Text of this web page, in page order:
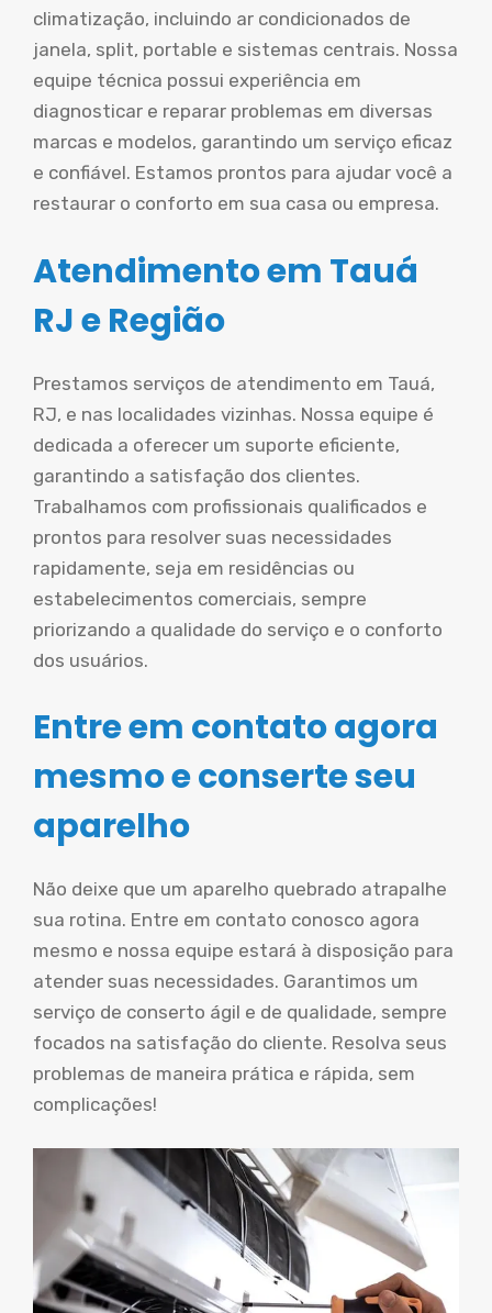
climatização, incluindo ar condicionados de
janela, split, portable e sistemas centrais. Nossa
equipe técnica possui experiência em
diagnosticar e reparar problemas em diversas
marcas e modelos, garantindo um serviço eficaz
e confiável. Estamos prontos para ajudar você a
restaurar o conforto em sua casa ou empresa.
Atendimento em Tauá
RJ e Região
Prestamos serviços de atendimento em Tauá,
RJ, e nas localidades vizinhas. Nossa equipe é
dedicada a oferecer um suporte eficiente,
garantindo a satisfação dos clientes.
Trabalhamos com profissionais qualificados e
prontos para resolver suas necessidades
rapidamente, seja em residências ou
estabelecimentos comerciais, sempre
priorizando a qualidade do serviço e o conforto
dos usuários.
Entre em contato agora
mesmo e conserte seu
aparelho
Não deixe que um aparelho quebrado atrapalhe
sua rotina. Entre em contato conosco agora
mesmo e nossa equipe estará à disposição para
atender suas necessidades. Garantimos um
serviço de conserto ágil e de qualidade, sempre
focados na satisfação do cliente. Resolva seus
problemas de maneira prática e rápida, sem
complicações!